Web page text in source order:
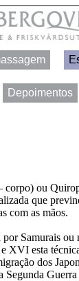
Depoimentos
ou
que
com as mãos.
Samurais ou
XVI esta
dos
Segunda